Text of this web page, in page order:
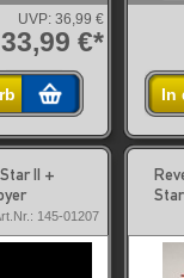
UVP: 36,99 €
33,99 €*
In
II +
145-01207